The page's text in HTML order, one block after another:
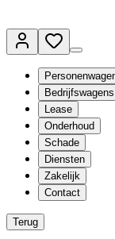
Bedrijfswagens
Lease
Onderhoud
Schade
Diensten
Zakelijk
Contact
Terug